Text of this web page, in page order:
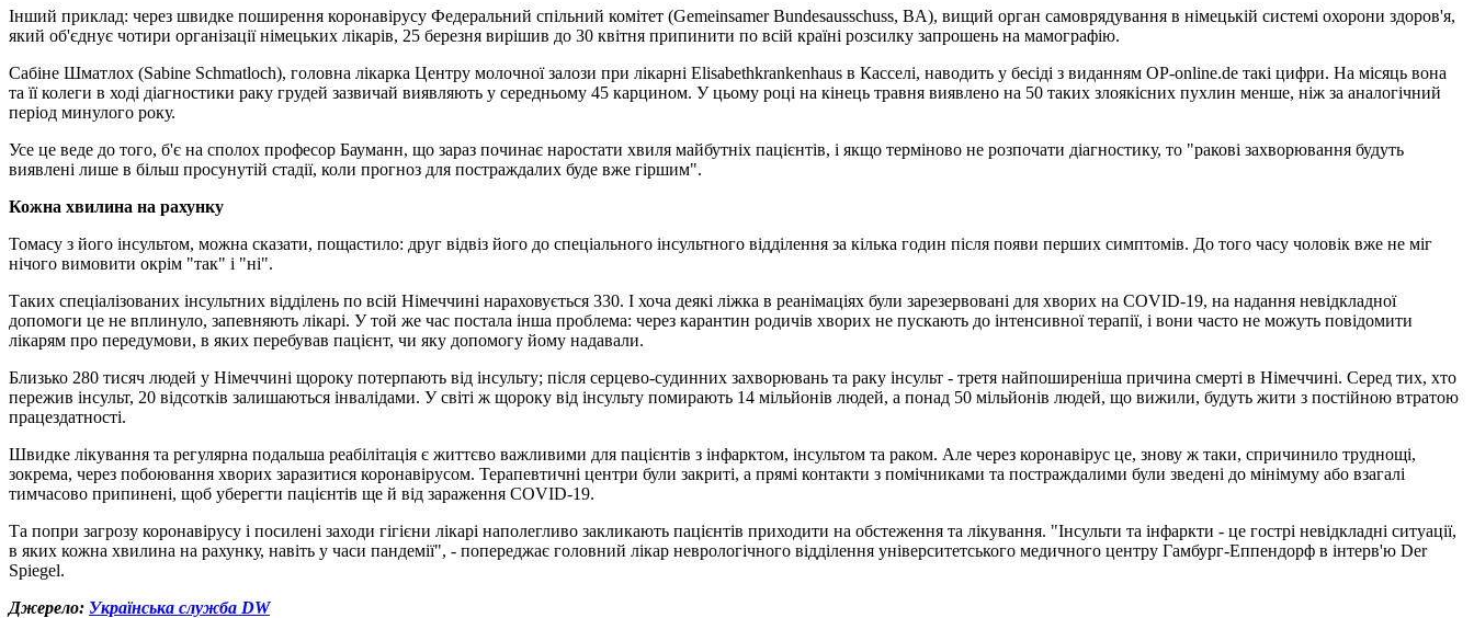
Інший приклад: через швидке поширення коронавірусу Федеральний спільний комітет (Gemeinsamer Bundesausschuss, BA), вищий орган самоврядування в німецькій системі охорони здоров'я,
який об'єднує чотири організації німецьких лікарів, 25 березня вирішив до 30 квітня припинити по всій країні розсилку запрошень на мамографію.
Сабіне Шматлох (Sabine Schmatloch), головна лікарка Центру молочної залози при лікарні Elisabethkrankenhaus в Касселі, наводить у бесіді з виданням OP-online.de такі цифри. На місяць вона
та її колеги в ході діагностики раку грудей зазвичай виявляють у середньому 45 карцином. У цьому році на кінець травня виявлено на 50 таких злоякісних пухлин менше, ніж за аналогічний
період минулого року.
Усе це веде до того, б'є на сполох професор Бауманн, що зараз починає наростати хвиля майбутніх пацієнтів, і якщо терміново не розпочати діагностику, то "ракові захворювання будуть
виявлені лише в більш просунутій стадії, коли прогноз для постраждалих буде вже гіршим".
Кожна хвилина на рахунку
Томасу з його інсультом, можна сказати, пощастило: друг відвіз його до спеціального інсультного відділення за кілька годин після появи перших симптомів. До того часу чоловік вже не міг
нічого вимовити окрім "так" і "ні".
Таких спеціалізованих інсультних відділень по всій Німеччині нараховується 330. І хоча деякі ліжка в реанімаціях були зарезервовані для хворих на COVID-19, на надання невідкладної
допомоги це не вплинуло, запевняють лікарі. У той же час постала інша проблема: через карантин родичів хворих не пускають до інтенсивної терапії, і вони часто не можуть повідомити
лікарям про передумови, в яких перебував пацієнт, чи яку допомогу йому надавали.
Близько 280 тисяч людей у ​​Німеччині щороку потерпають від інсульту; після серцево-судинних захворювань та раку інсульт - третя найпоширеніша причина смерті в Німеччині. Серед тих, хто
пережив інсульт, 20 відсотків залишаються інвалідами. У світі ж щороку від інсульту помирають 14 мільйонів людей, а понад 50 мільйонів людей, що вижили, будуть жити з постійною втратою
працездатності.
Швидке лікування та регулярна подальша реабілітація є життєво важливими для пацієнтів з інфарктом, інсультом та раком. Але через коронавірус це, знову ж таки, спричинило труднощі,
зокрема, через побоювання хворих заразитися коронавірусом. Терапевтичні центри були закриті, а прямі контакти з помічниками та постраждалими були зведені до мінімуму або взагалі
тимчасово припинені, щоб уберегти пацієнтів ще й від зараження COVID-19.
Та попри загрозу коронавірусу і посилені заходи гігієни лікарі наполегливо закликають пацієнтів приходити на обстеження та лікування. "Інсульти та інфаркти - це гострі невідкладні ситуації,
в яких кожна хвилина на рахунку, навіть у часи пандемії", - попереджає головний лікар неврологічного відділення університетського медичного центру Гамбург-Еппендорф в інтерв'ю Der
Spiegel.
Джерело: Українська служба DW